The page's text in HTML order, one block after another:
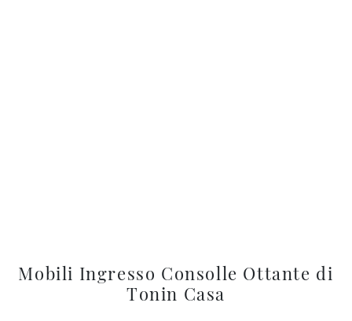
Mobili Ingresso Consolle Ottante di
Tonin Casa